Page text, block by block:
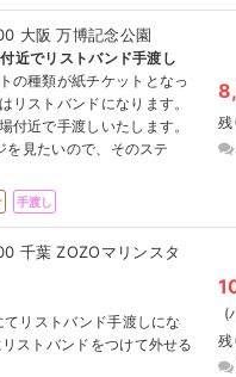
大阪 万博記念公園
近でリストバンド手渡し
の種類が紙チケットとなっ
リストバンドになります。
付近で手渡しいたします。
を見たいので、そのステ
手渡し
残
千葉 ZOZOマリンスタ
リストバンド手渡しにな
ストバンドをつけて外せる
残